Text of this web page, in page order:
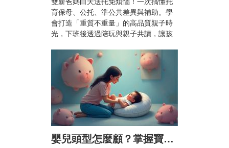
育保母、公托、準公共差異與補助。學
會打造「重質不重量」的高品質親子時
光，下班後透過陪玩與親子共讀，讓孩
育兒。
嬰兒頭型怎麼顧？掌握寶寶頭型黃金期5大關鍵，顧好漂亮頭型不扁頭！